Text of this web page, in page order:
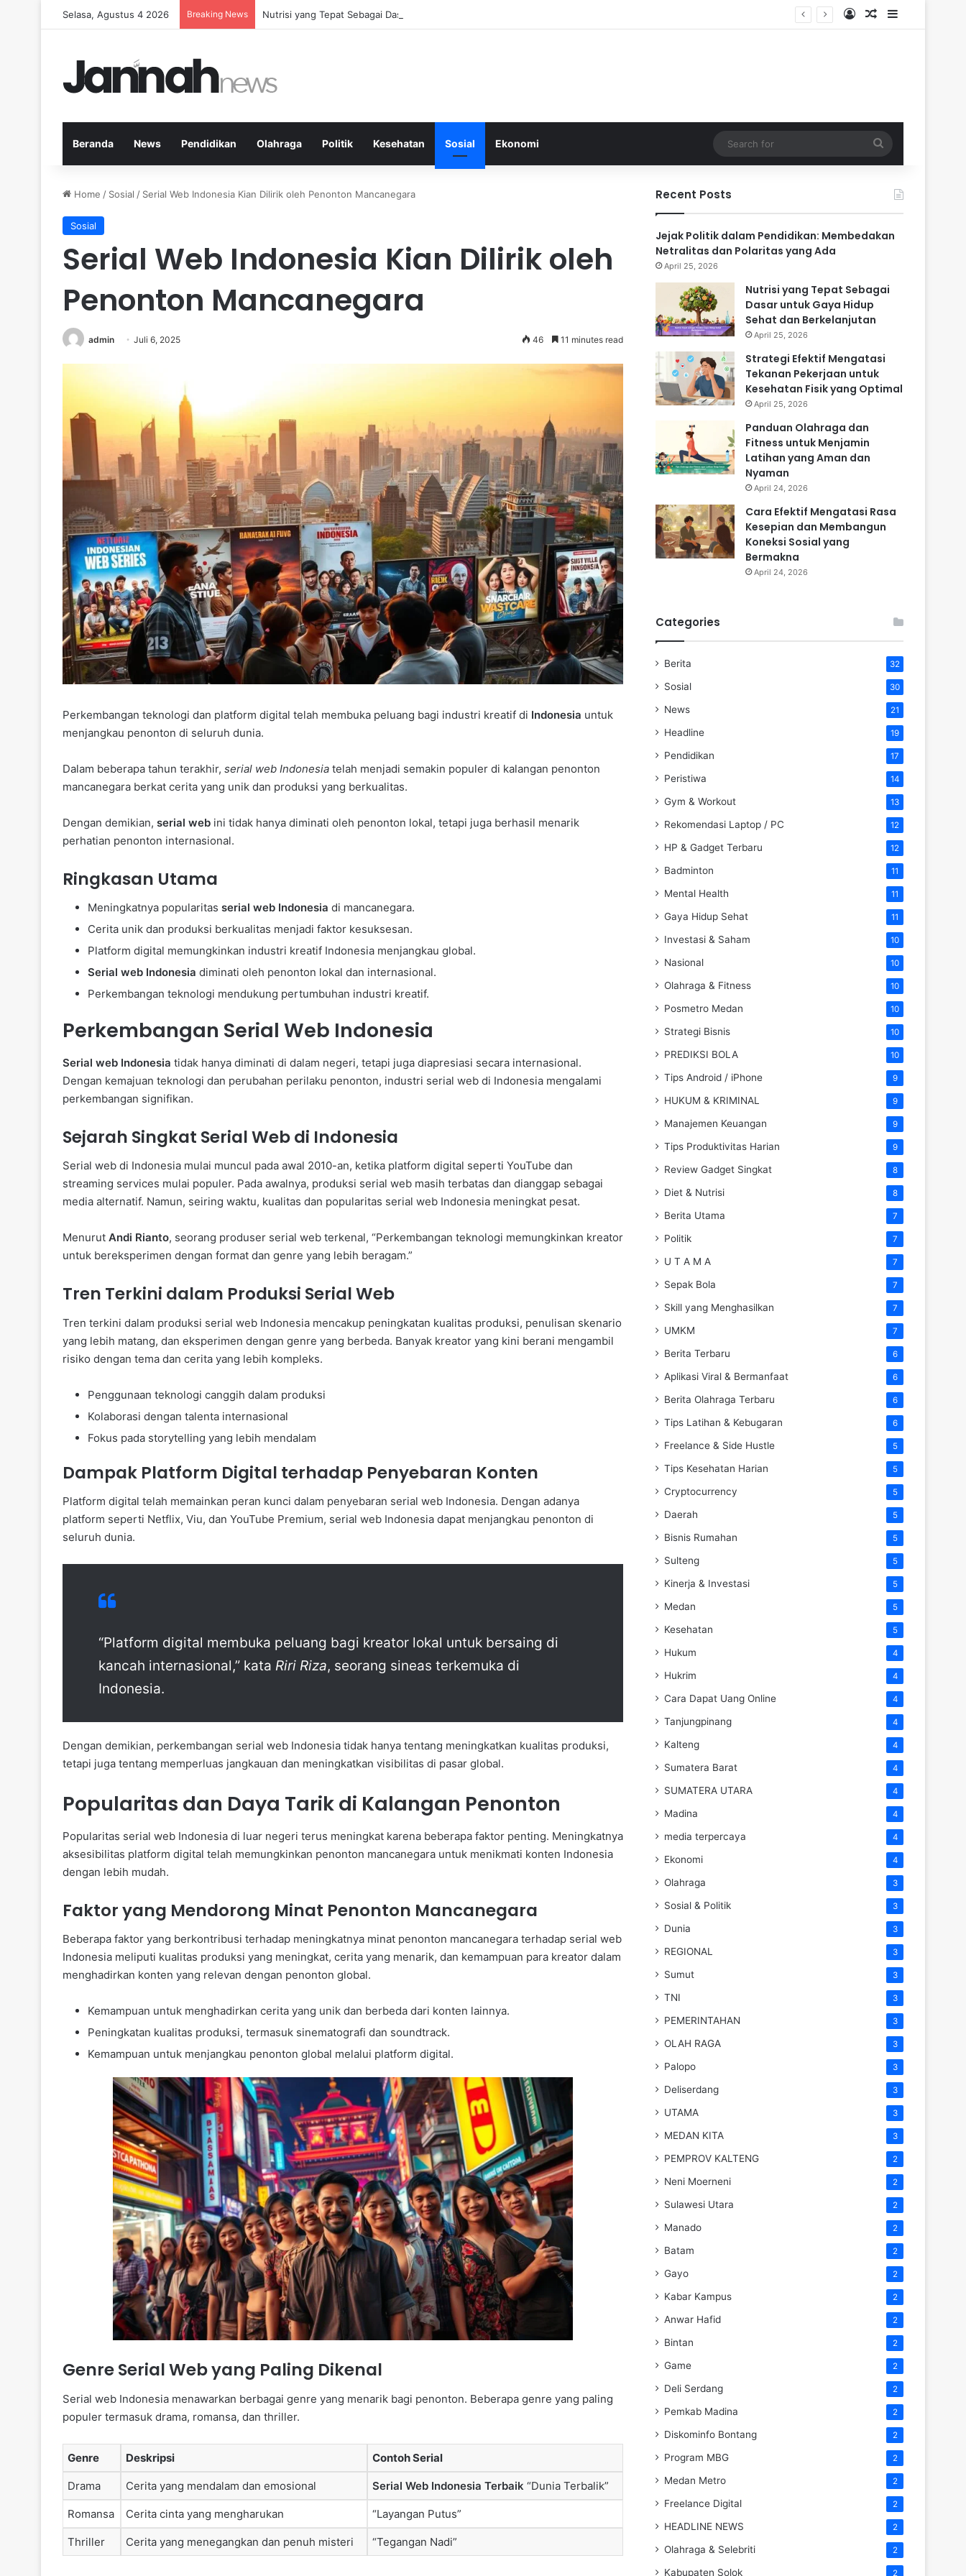
Selasa, Agustus 4 2026 Breaking News Nutrisi yang Tepat Sebagai Dasar untuk Gaya Hidup Sehat dan Berkelanjutan Log InRandom Article
Sidebar
Beranda News Pendidikan Olahraga Politik Kesehatan Sosial Ekonomi
for
Home / Sosial / Serial Web Indonesia Kian Dilirik oleh Penonton Mancanegara
Sosial
Serial Web Indonesia Kian Dilirik oleh
Penonton Mancanegara
admin Juli 6, 2025 46 11 minutes read
Perkembangan teknologi dan platform digital telah membuka peluang bagi industri kreatif di Indonesia untuk
menjangkau penonton di seluruh dunia.
Dalam beberapa tahun terakhir, serial web Indonesia telah menjadi semakin populer di kalangan penonton
mancanegara berkat cerita yang unik dan produksi yang berkualitas.
Dengan demikian, serial web ini tidak hanya diminati oleh penonton lokal, tetapi juga berhasil menarik
perhatian penonton internasional.
Ringkasan Utama
Meningkatnya popularitas serial web Indonesia di mancanegara.
Cerita unik dan produksi berkualitas menjadi faktor kesuksesan.
Platform digital memungkinkan industri kreatif Indonesia menjangkau global.
Serial web Indonesia diminati oleh penonton lokal dan internasional.
Perkembangan teknologi mendukung pertumbuhan industri kreatif.
Perkembangan Serial Web Indonesia
Serial web Indonesia tidak hanya diminati di dalam negeri, tetapi juga diapresiasi secara internasional.
Dengan kemajuan teknologi dan perubahan perilaku penonton, industri serial web di Indonesia mengalami
perkembangan signifikan.
Sejarah Singkat Serial Web di Indonesia
Serial web di Indonesia mulai muncul pada awal 2010-an, ketika platform digital seperti YouTube dan
streaming services mulai populer. Pada awalnya, produksi serial web masih terbatas dan dianggap sebagai
media alternatif. Namun, seiring waktu, kualitas dan popularitas serial web Indonesia meningkat pesat.
Menurut Andi Rianto, seorang produser serial web terkenal, “Perkembangan teknologi memungkinkan kreator
untuk bereksperimen dengan format dan genre yang lebih beragam.”
Tren Terkini dalam Produksi Serial Web
Tren terkini dalam produksi serial web Indonesia mencakup peningkatan kualitas produksi, penulisan skenario
yang lebih matang, dan eksperimen dengan genre yang berbeda. Banyak kreator yang kini berani mengambil
risiko dengan tema dan cerita yang lebih kompleks.
Penggunaan teknologi canggih dalam produksi
Kolaborasi dengan talenta internasional
Fokus pada storytelling yang lebih mendalam
Dampak Platform Digital terhadap Penyebaran Konten
Platform digital telah memainkan peran kunci dalam penyebaran serial web Indonesia. Dengan adanya
platform seperti Netflix, Viu, dan YouTube Premium, serial web Indonesia dapat menjangkau penonton di
seluruh dunia.
“Platform digital membuka peluang bagi kreator lokal untuk bersaing di
kancah internasional,” kata Riri Riza, seorang sineas terkemuka di
Indonesia.
Dengan demikian, perkembangan serial web Indonesia tidak hanya tentang meningkatkan kualitas produksi,
tetapi juga tentang memperluas jangkauan dan meningkatkan visibilitas di pasar global.
Popularitas dan Daya Tarik di Kalangan Penonton
Popularitas serial web Indonesia di luar negeri terus meningkat karena beberapa faktor penting. Meningkatnya
aksesibilitas platform digital telah memungkinkan penonton mancanegara untuk menikmati konten Indonesia
dengan lebih mudah.
Faktor yang Mendorong Minat Penonton Mancanegara
Beberapa faktor yang berkontribusi terhadap meningkatnya minat penonton mancanegara terhadap serial web
Indonesia meliputi kualitas produksi yang meningkat, cerita yang menarik, dan kemampuan para kreator dalam
menghadirkan konten yang relevan dengan penonton global.
Kemampuan untuk menghadirkan cerita yang unik dan berbeda dari konten lainnya.
Peningkatan kualitas produksi, termasuk sinematografi dan soundtrack.
Kemampuan untuk menjangkau penonton global melalui platform digital.
Genre Serial Web yang Paling Dikenal
Serial web Indonesia menawarkan berbagai genre yang menarik bagi penonton. Beberapa genre yang paling
populer termasuk drama, romansa, dan thriller.
Genre Deskripsi Contoh Serial
Drama Cerita yang mendalam dan emosional Serial Web Indonesia Terbaik “Dunia Terbalik”
Romansa Cerita cinta yang mengharukan “Layangan Putus”
Thriller Cerita yang menegangkan dan penuh misteri “Tegangan Nadi”
Recent Posts
Jejak Politik dalam Pendidikan: Membedakan
Netralitas dan Polaritas yang Ada
April 25, 2026
Nutrisi yang Tepat Sebagai
Dasar untuk Gaya Hidup
Sehat dan Berkelanjutan
April 25, 2026
Strategi Efektif Mengatasi
Tekanan Pekerjaan untuk
Kesehatan Fisik yang Optimal
April 25, 2026
Panduan Olahraga dan
Fitness untuk Menjamin
Latihan yang Aman dan
Nyaman
April 24, 2026
Cara Efektif Mengatasi Rasa
Kesepian dan Membangun
Koneksi Sosial yang
Bermakna
April 24, 2026
Categories
Berita 32
Sosial 30
News 21
Headline 19
Pendidikan 17
Peristiwa 14
Gym & Workout 13
Rekomendasi Laptop / PC 12
HP & Gadget Terbaru 12
Badminton 11
Mental Health 11
Gaya Hidup Sehat 11
Investasi & Saham 10
Nasional 10
Olahraga & Fitness 10
Posmetro Medan 10
Strategi Bisnis 10
PREDIKSI BOLA 10
Tips Android / iPhone 9
HUKUM & KRIMINAL 9
Manajemen Keuangan 9
Tips Produktivitas Harian 9
Review Gadget Singkat 8
Diet & Nutrisi 8
Berita Utama 7
Politik 7
U T A M A 7
Sepak Bola 7
Skill yang Menghasilkan 7
UMKM 7
Berita Terbaru 6
Aplikasi Viral & Bermanfaat 6
Berita Olahraga Terbaru 6
Tips Latihan & Kebugaran 6
Freelance & Side Hustle 5
Tips Kesehatan Harian 5
Cryptocurrency 5
Daerah 5
Bisnis Rumahan 5
Sulteng 5
Kinerja & Investasi 5
Medan 5
Kesehatan 5
Hukum 4
Hukrim 4
Cara Dapat Uang Online 4
Tanjungpinang 4
Kalteng 4
Sumatera Barat 4
SUMATERA UTARA 4
Madina 4
media terpercaya 4
Ekonomi 4
Olahraga 3
Sosial & Politik 3
Dunia 3
REGIONAL 3
Sumut 3
TNI 3
PEMERINTAHAN 3
OLAH RAGA 3
Palopo 3
Deliserdang 3
UTAMA 3
MEDAN KITA 3
PEMPROV KALTENG 2
Neni Moerneni 2
Sulawesi Utara 2
Manado 2
Batam 2
Gayo 2
Kabar Kampus 2
Anwar Hafid 2
Bintan 2
Game 2
Deli Serdang 2
Pemkab Madina 2
Diskominfo Bontang 2
Program MBG 2
Medan Metro 2
Freelance Digital 2
HEADLINE NEWS 2
Olahraga & Selebriti 2
Kabupaten Solok 2